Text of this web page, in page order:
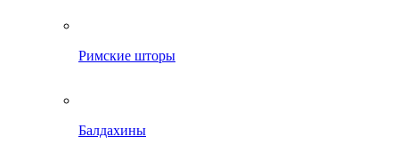
Римские шторы
Балдахины